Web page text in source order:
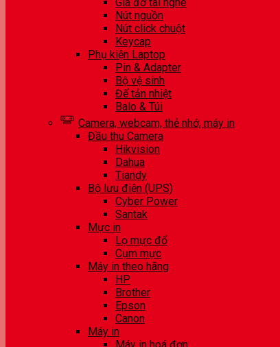
Nút nguồn
Nút click chuột
Keycap
Phụ kiện Laptop
Pin & Adapter
Bộ vệ sinh
Đế tản nhiệt
Balo & Túi
Camera, webcam, thẻ nhớ, máy in
Đầu thu Camera
Hikvision
Dahua
Tiandy
Bộ lưu điện (UPS)
Cyber Power
Santak
Mực in
Lọ mực đổ
Cụm mực
Máy in theo hãng
HP
Brother
Epson
Canon
Máy in